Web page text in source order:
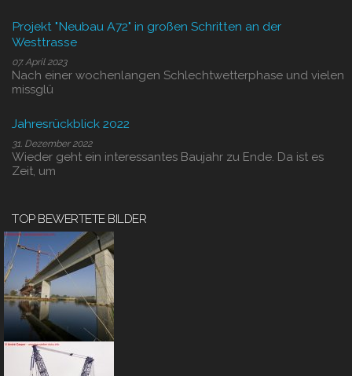
Projekt "Neubau A72" in großen Schritten an der
Westtrasse
07. April 2023
Nach einer wochenlangen Schlechtwetterphase und vielen
missglü
Jahresrückblick 2022
31. Dezember 2022
Wieder geht ein interessantes Baujahr zu Ende. Da ist es
Zeit, um
TOP BEWERTETE BILDER